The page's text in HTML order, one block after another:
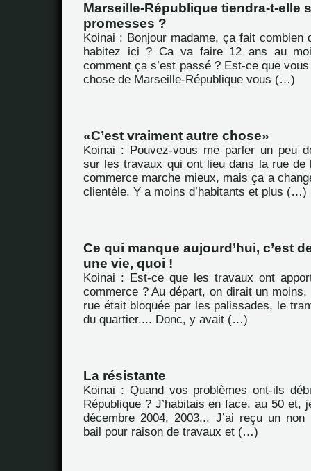
Marseille-République tiendra-t-elle
promesses ?
Koinai : Bonjour madame, ça fait combien
habitez ici ? Ca va faire 12 ans au
comment ça s’est passé ? Est-ce que
chose de Marseille-République vous (…)
C’est vraiment autre chose
Koinai : Pouvez-vous me parler un peu
sur les travaux qui ont lieu dans la rue de
commerce marche mieux, mais ça a
clientèle. Y a moins d’habitants et plus (…)
Ce qui manque aujourd’hui, c’est
une vie, quoi !
Koinai : Est-ce que les travaux ont
commerce ? Au départ, on dirait un moins,
rue était bloquée par les palissades, le
du quartier.... Donc, y avait (…)
La résistante
Koinai : Quand vos problèmes ont-ils
République ? J’habitais en face, au 50 et,
décembre 2004, 2003... J’ai reçu un non
bail pour raison de travaux et (…)